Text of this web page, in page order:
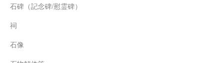
石碑（記念碑/慰霊碑）
祠
石像